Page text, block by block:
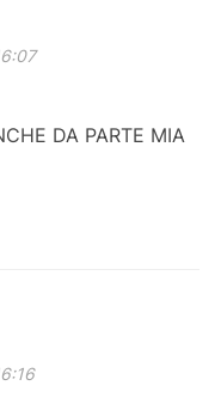
DA PARTE MIA